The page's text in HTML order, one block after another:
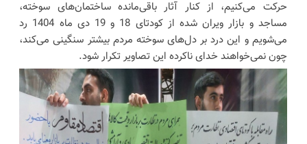
حرکت می‌کنیم، از کنار آثار باقی‌مانده ساختمان‌های سوخته،
مساجد و بازار ویران شده از کودتای 18 و 19 دی ماه 1404 رد
می‌شویم و این درد بر دل‌های سوخته مردم بیشتر سنگینی می‌کند،
چون نمی‌خواهند خدای ناکرده این تصاویر تکرار شود.